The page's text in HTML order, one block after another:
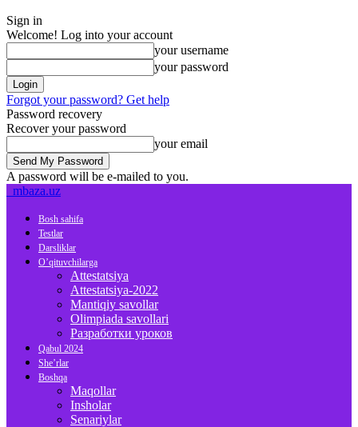
Sign in
Welcome! Log into your account
your username
your password
Forgot your password? Get help
Password recovery
Recover your password
your email
A password will be e-mailed to you.
mbaza.uz
Bosh sahifa
Testlar
Darsliklar
O’qituvchilarga
Attestatsiya
Attestatsiya-2022
Mantiqiy savollar
Olimpiada savollari
Разработки уроков
Qabul 2024
She’rlar
Boshqa
Maqollar
Insholar
Senariylar